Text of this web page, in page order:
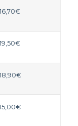
16,70€
19,50€
18,90€
15,00€